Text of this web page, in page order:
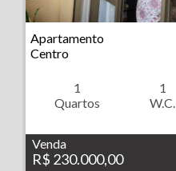
Imóvel: Apartamento - Centro - Ribeirão Preto
Apartamento
Centro
1
Quartos
1
W.C.
Venda
R$ 230.000,00